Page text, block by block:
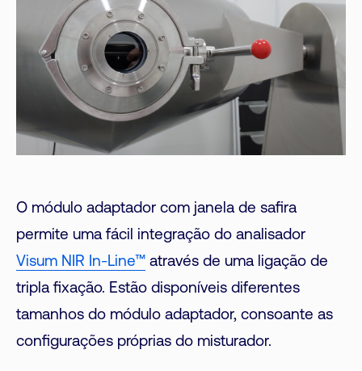
O módulo adaptador com janela de safira
permite uma fácil integração do analisador
Visum NIR In-Line™ através de uma ligação de
tripla fixação. Estão disponíveis diferentes
tamanhos do módulo adaptador, consoante as
configurações próprias do misturador.